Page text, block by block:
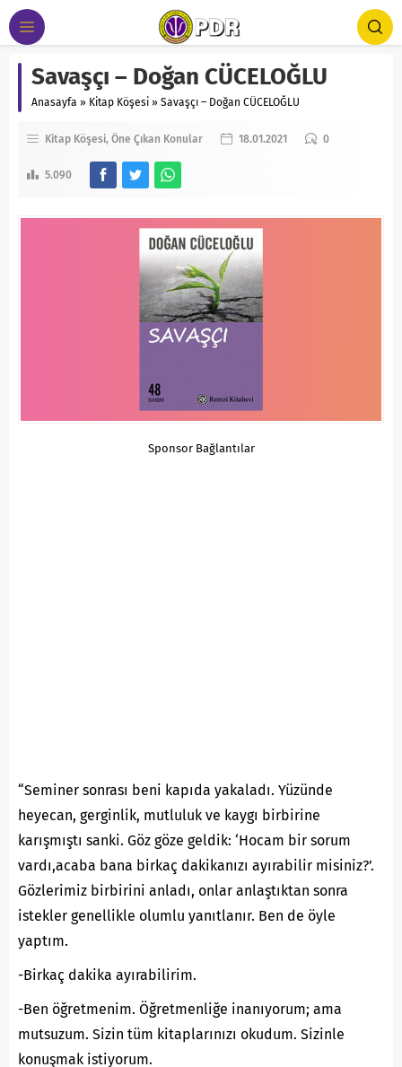
Savaşçı – Doğan CÜCELOĞLU
Anasayfa » Kitap Köşesi » Savaşçı – Doğan CÜCELOĞLU
Kitap Köşesi Öne Çıkan Konular 18.01.2021 0
5.090
Sponsor Bağlantılar
“Seminer sonrası beni kapıda yakaladı. Yüzünde
heyecan, gerginlik, mutluluk ve kaygı birbirine
karışmıştı sanki. Göz göze geldik: ‘Hocam bir sorum
vardı,acaba bana birkaç dakikanızı ayırabilir misiniz?’.
Gözlerimiz birbirini anladı, onlar anlaştıktan sonra
istekler genellikle olumlu yanıtlanır. Ben de öyle
yaptım.
-Birkaç dakika ayırabilirim.
-Ben öğretmenim. Öğretmenliğe inanıyorum; ama
mutsuzum. Sizin tüm kitaplarınızı okudum. Sizinle
konuşmak istiyorum.